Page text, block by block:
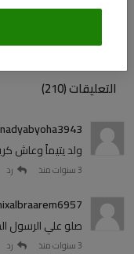
أضف تعليقا
التعليقات (210)
ولد يتيماً وعاش
3 سنوات منذ رد
صلو علي الرسول
3 سنوات منذ رد